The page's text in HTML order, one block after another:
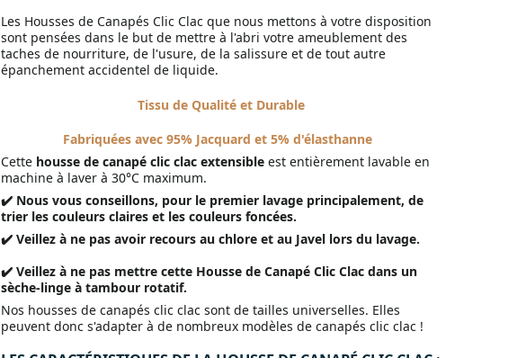
Les Housses de Canapés Clic Clac que nous mettons à votre disposition
sont pensées dans le but de mettre à l'abri votre ameublement des
taches de nourriture, de l'usure, de la salissure et de tout autre
épanchement accidentel de liquide.
Tissu de Qualité et Durable
Fabriquées avec 95% Jacquard et 5% d'élasthanne
Cette housse de canapé clic clac extensibleest entièrement lavable en
machine à laver à 30°C maximum.
✔️ Nous vous conseillons, pour le premier lavage principalement, de
trier les couleurs claires et les couleurs foncées.
✔️ Veillez à ne pas avoir recours au chlore et au Javel lors du lavage.
✔️ Veillez à ne pas mettre cette Housse de Canapé Clic Clac dans un
sèche-linge à tambour rotatif.
Nos housses de canapés clic clac sont de tailles universelles. Elles
peuvent donc s'adapter à de nombreux modèles de canapés clic clac !